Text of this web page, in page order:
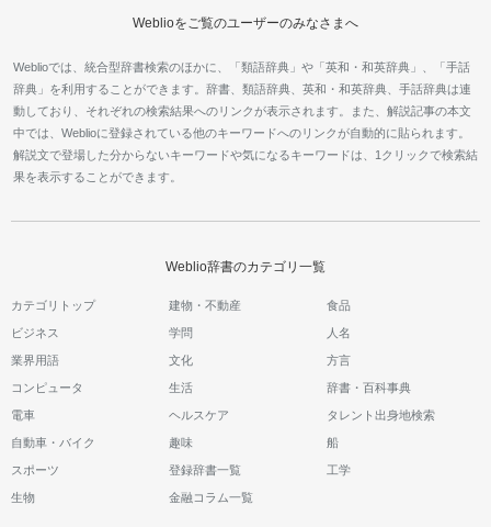
Weblioをご覧のユーザーのみなさまへ
Weblioでは、統合型辞書検索のほかに、「類語辞典」や「英和・和英辞典」、「手話
辞典」を利用することができます。辞書、類語辞典、英和・和英辞典、手話辞典は連
動しており、それぞれの検索結果へのリンクが表示されます。また、解説記事の本文
中では、Weblioに登録されている他のキーワードへのリンクが自動的に貼られます。
解説文で登場した分からないキーワードや気になるキーワードは、1クリックで検索結
果を表示することができます。
Weblio辞書のカテゴリ一覧
カテゴリトップ 建物・不動産 食品
ビジネス 学問 人名
業界用語 文化 方言
コンピュータ 生活 辞書・百科事典
電車 ヘルスケア タレント出身地検索
自動車・バイク 趣味 船
スポーツ 登録辞書一覧 工学
生物 金融コラム一覧